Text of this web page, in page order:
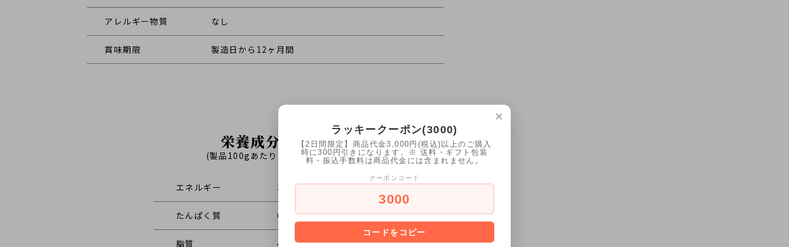
アレルギー物質 なし
賞味期限 製造日から12ヶ月間
栄養成分表示
(製品100gあたり *推定値)
エネルギー 322kcal
たんぱく質 69.7g
脂質 4.0g
×
ラッキークーポン(3000)
【2日間限定】商品代金3,000円(税込)以上のご購入
時に300円引きになります。※ 送料・ギフト包装
料・振込手数料は商品代金には含まれません。
クーポンコード
3000
コードをコピー